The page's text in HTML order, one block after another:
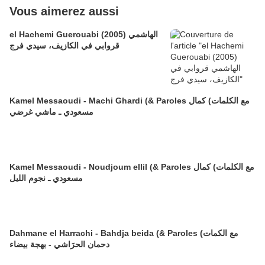
Vous aimerez aussi
el Hachemi Guerouabi (2005) الهاشمي
قروابي في الكازيف، سيدي فرج
Kamel Messaoudi - Machi Ghardi (& Paroles مع الكلمات) كمال
مسعودي ـ ماشي غرضي
Kamel Messaoudi - Noudjoum ellil (& Paroles مع الكلمات) كمال
مسعودي ـ نجوم الليل
Dahmane el Harrachi - Bahdja beida (& Paroles مع الكمات)
دحمان الحرَاشي - بهجة بيضاء